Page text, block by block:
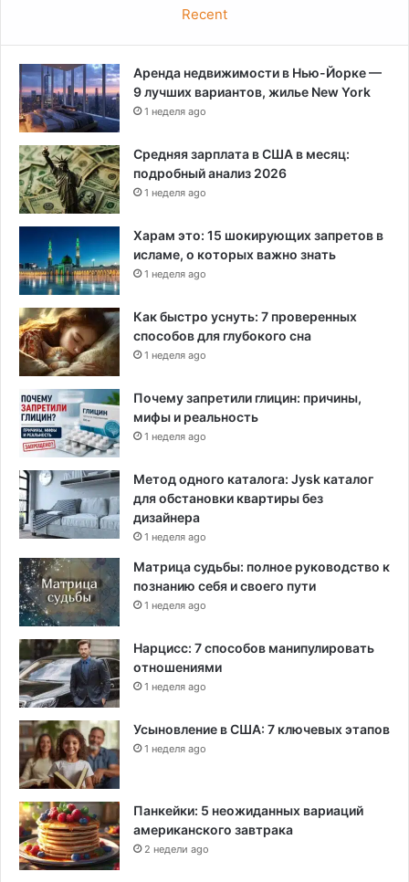
Recent
Аренда недвижимости в Нью-Йорке —
9 лучших вариантов, жилье New York
1 неделя ago
Средняя зарплата в США в месяц:
подробный анализ 2026
1 неделя ago
Харам это: 15 шокирующих запретов в
исламе, о которых важно знать
1 неделя ago
Как быстро уснуть: 7 проверенных
способов для глубокого сна
1 неделя ago
Почему запретили глицин: причины,
мифы и реальность
1 неделя ago
Метод одного каталога: Jysk каталог
для обстановки квартиры без
дизайнера
1 неделя ago
Матрица судьбы: полное руководство к
познанию себя и своего пути
1 неделя ago
Нарцисс: 7 способов манипулировать
отношениями
1 неделя ago
Усыновление в США: 7 ключевых этапов
1 неделя ago
Панкейки: 5 неожиданных вариаций
американского завтрака
2 недели ago